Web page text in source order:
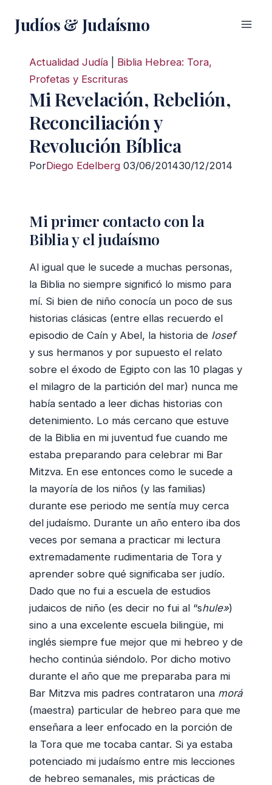
Judíos & Judaísmo
Actualidad Judía
Biblia Hebrea: Tora,
Profetas y Escrituras
Mi Revelación, Rebelión,
Reconciliación y
Revolución Bíblica
PorDiego Edelberg 03/06/201430/12/2014
Mi primer contacto con la
Biblia y el judaísmo
Al igual que le sucede a muchas personas,
la Biblia no siempre significó lo mismo para
mí. Si bien de niño conocía un poco de sus
historias clásicas (entre ellas recuerdo el
episodio de Caín y Abel, la historia de Iosef
y sus hermanos y por supuesto el relato
sobre el éxodo de Egipto con las 10 plagas y
el milagro de la partición del mar) nunca me
había sentado a leer dichas historias con
detenimiento. Lo más cercano que estuve
de la Biblia en mi juventud fue cuando me
estaba preparando para celebrar mi Bar
Mitzva. En ese entonces como le sucede a
la mayoría de los niños (y las familias)
durante ese periodo me sentía muy cerca
del judaísmo. Durante un año entero iba dos
veces por semana a practicar mi lectura
extremadamente rudimentaria de Tora y
aprender sobre qué significaba ser judío.
Dado que no fui a escuela de estudios
judaicos de niño (es decir no fui al “shule»)
sino a una excelente escuela bilingüe, mi
inglés siempre fue mejor que mi hebreo y de
hecho continúa siéndolo. Por dicho motivo
durante el año que me preparaba para mi
Bar Mitzva mis padres contrataron una morá
(maestra) particular de hebreo para que me
enseñara a leer enfocado en la porción de
la Tora que me tocaba cantar. Si ya estaba
potenciado mi judaísmo entre mis lecciones
de hebreo semanales, mis prácticas de